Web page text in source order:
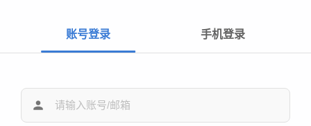
账号登录 手机登录